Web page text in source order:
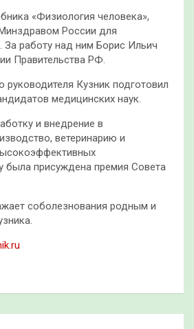
«Физиология человека»,
России для
За работу над ним Борис Ильич
Правительства РФ.
руководителя Кузник подготовил
медицинских наук.
и внедрение в
ветеринарию и
была присуждена премия Совета
соболезнования родным и